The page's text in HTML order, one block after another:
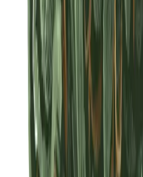
Sativa Strains Indica Strains
Standorte